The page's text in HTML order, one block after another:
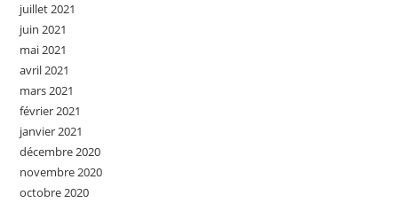
juillet 2021
juin 2021
mai 2021
avril 2021
mars 2021
février 2021
janvier 2021
décembre 2020
novembre 2020
octobre 2020